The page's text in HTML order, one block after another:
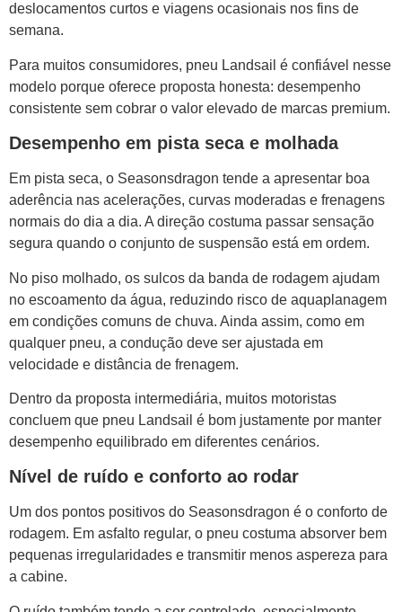
deslocamentos curtos e viagens ocasionais nos fins de
semana.
Para muitos consumidores, pneu Landsail é confiável nesse
modelo porque oferece proposta honesta: desempenho
consistente sem cobrar o valor elevado de marcas premium.
Desempenho em pista seca e molhada
Em pista seca, o Seasonsdragon tende a apresentar boa
aderência nas acelerações, curvas moderadas e frenagens
normais do dia a dia. A direção costuma passar sensação
segura quando o conjunto de suspensão está em ordem.
No piso molhado, os sulcos da banda de rodagem ajudam
no escoamento da água, reduzindo risco de aquaplanagem
em condições comuns de chuva. Ainda assim, como em
qualquer pneu, a condução deve ser ajustada em
velocidade e distância de frenagem.
Dentro da proposta intermediária, muitos motoristas
concluem que pneu Landsail é bom justamente por manter
desempenho equilibrado em diferentes cenários.
Nível de ruído e conforto ao rodar
Um dos pontos positivos do Seasonsdragon é o conforto de
rodagem. Em asfalto regular, o pneu costuma absorver bem
pequenas irregularidades e transmitir menos aspereza para
a cabine.